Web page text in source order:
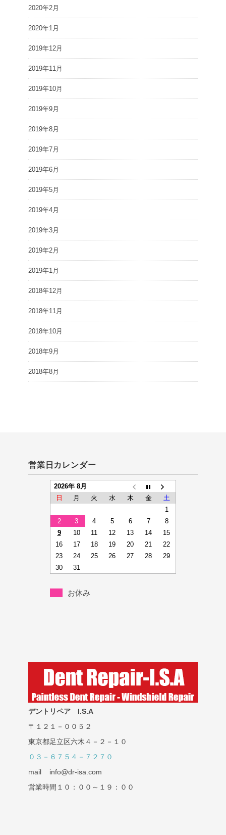
2020年2月
2020年1月
2019年12月
2019年11月
2019年10月
2019年9月
2019年8月
2019年7月
2019年6月
2019年5月
2019年4月
2019年3月
2019年2月
2019年1月
2018年12月
2018年11月
2018年10月
2018年9月
2018年8月
営業日カレンダー
2026年 8月
日
月 火 水 木 金
土
1
2
3 4 5 6 7
8
9
10 11 12 13 14
15
16
17 18 19 20 21
22
23
24 25 26 27 28
29
30
31
お休み
デントリペア I.S.A
〒１２１－００５２
東京都足立区六木４－２－１０
０３－６７５４－７２７０
mail info@dr-isa.com
営業時間１０：００～１９：００